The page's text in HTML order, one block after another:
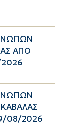
ΝΩΠΩΝ
ΑΠΟ
ΝΩΠΩΝ
08/2026